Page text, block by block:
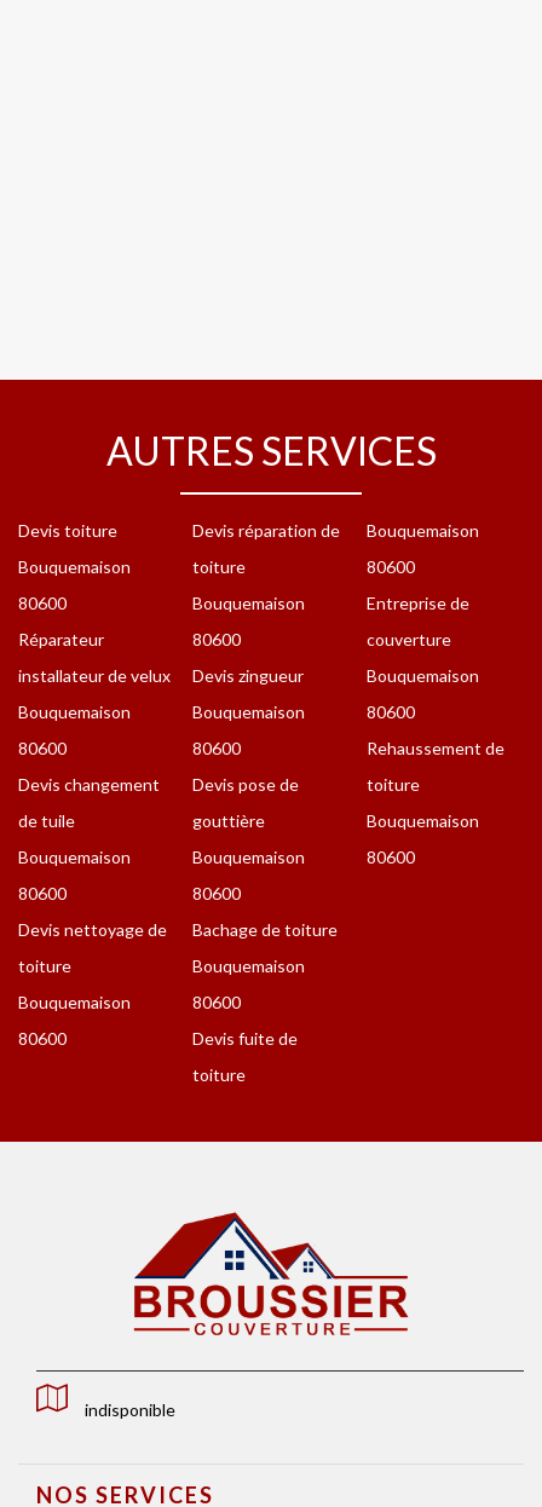
AUTRES SERVICES
Devis toiture
Bouquemaison
80600
Réparateur
installateur de velux
Bouquemaison
80600
Devis changement
de tuile
Bouquemaison
80600
Devis nettoyage de
toiture
Bouquemaison
80600
Devis réparation de
toiture
Bouquemaison
80600
Devis zingueur
Bouquemaison
80600
Devis pose de
gouttière
Bouquemaison
80600
Bachage de toiture
Bouquemaison
80600
Devis fuite de
toiture
Bouquemaison
80600
Entreprise de
couverture
Bouquemaison
80600
Rehaussement de
toiture
Bouquemaison
80600
indisponible
NOS SERVICES